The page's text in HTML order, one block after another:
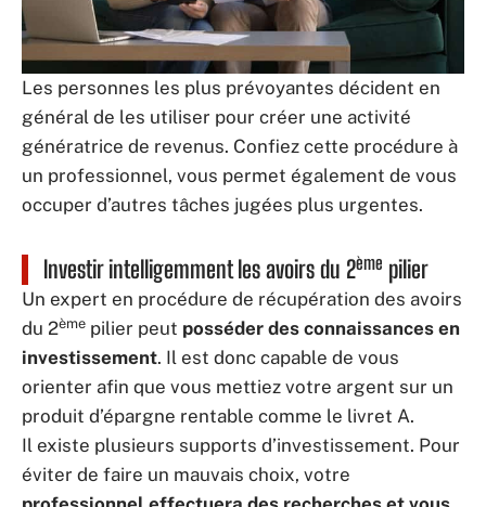
Les personnes les plus prévoyantes décident en
général de les utiliser pour créer une activité
génératrice de revenus. Confiez cette procédure à
un professionnel, vous permet également de vous
occuper d’autres tâches jugées plus urgentes.
Investir intelligemment les avoirs du 2ème pilier
Un expert en procédure de récupération des avoirs
du 2ème pilier peut posséder des connaissances en
investissement. Il est donc capable de vous
orienter afin que vous mettiez votre argent sur un
produit d’épargne rentable comme le livret A.
Il existe plusieurs supports d’investissement. Pour
éviter de faire un mauvais choix, votre